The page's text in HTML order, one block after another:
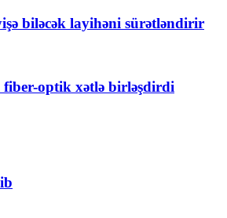
biləcək layihəni sürətləndirir
fiber-optik xətlə birləşdirdi